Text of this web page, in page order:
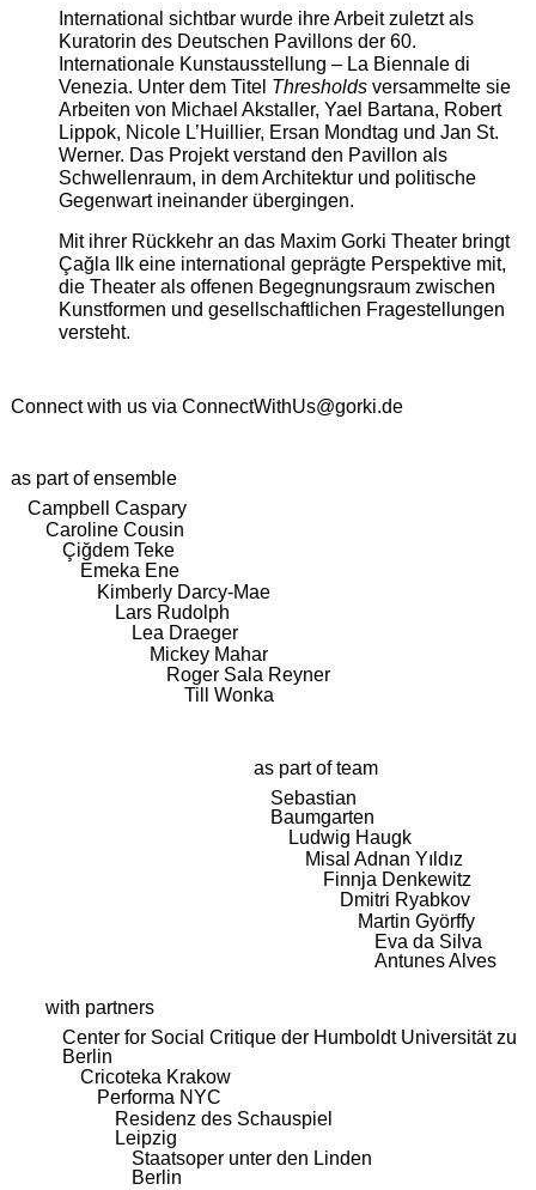
International sichtbar wurde ihre Arbeit zuletzt als
Kuratorin des Deutschen Pavillons der 60.
Internationale Kunstausstellung – La Biennale di
Venezia. Unter dem Titel Thresholdsversammelte sie
Arbeiten von Michael Akstaller, Yael Bartana, Robert
Lippok, Nicole L’Huillier, Ersan Mondtag und Jan St.
Werner. Das Projekt verstand den Pavillon als
Schwellenraum, in dem Architektur und politische
Gegenwart ineinander übergingen.
Mit ihrer Rückkehr an das Maxim Gorki Theater bringt
Çağla Ilk eine international geprägte Perspektive mit,
die Theater als offenen Begegnungsraum zwischen
Kunstformen und gesellschaftlichen Fragestellungen
versteht.
Connect with us via ConnectWithUs@gorki.de
as part of ensemble
Campbell Caspary
Caroline Cousin
Çiğdem Teke
Emeka Ene
Kimberly Darcy-Mae
Lars Rudolph
Lea Draeger
Mickey Mahar
Roger Sala Reyner
Till Wonka
as part of team
Sebastian
Baumgarten
Ludwig Haugk
Misal Adnan Yıldız
Finnja Denkewitz
Dmitri Ryabkov
Martin Györffy
Eva da Silva
Antunes Alves
with partners
Center for Social Critique der Humboldt Universität zu
Berlin
Cricoteka Krakow
Performa NYC
Residenz des Schauspiel
Leipzig
Staatsoper unter den Linden
Berlin